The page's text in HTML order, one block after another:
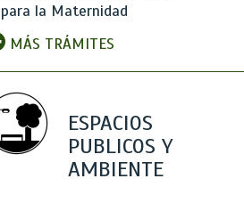
para la Maternidad
MÁS TRÁMITES
ESPACIOS
PUBLICOS Y
AMBIENTE